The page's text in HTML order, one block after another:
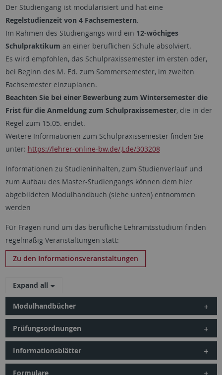
Der Studiengang ist modularisiert und hat eine
Regelstudienzeit von 4 Fachsemestern.
Im Rahmen des Studiengangs wird ein 12-wöchiges
Schulpraktikum an einer beruflichen Schule absolviert.
Es wird empfohlen, das Schulpraxissemester im ersten oder,
bei Beginn des M. Ed. zum Sommersemester, im zweiten
Fachsemester einzuplanen.
Beachten Sie bei einer Bewerbung zum Wintersemester die
Frist für die Anmeldung zum Schulpraxissemester, die in der
Regel zum 15.05. endet.
Weitere Informationen zum Schulpraxissemester finden Sie
unter: https://lehrer-online-bw.de/,Lde/303208
Informationen zu Studieninhalten, zum Studienverlauf und
zum Aufbau des Master-Studiengangs können dem hier
abgebildeten Modulhandbuch (siehe unten) entnommen
werden
Für Fragen rund um das berufliche Lehramtsstudium finden
regelmäßig Veranstaltungen statt:
Zu den Informationsveranstaltungen
Expand all
Modulhandbücher
Prüfungsordnungen
Informationsblätter
Formulare